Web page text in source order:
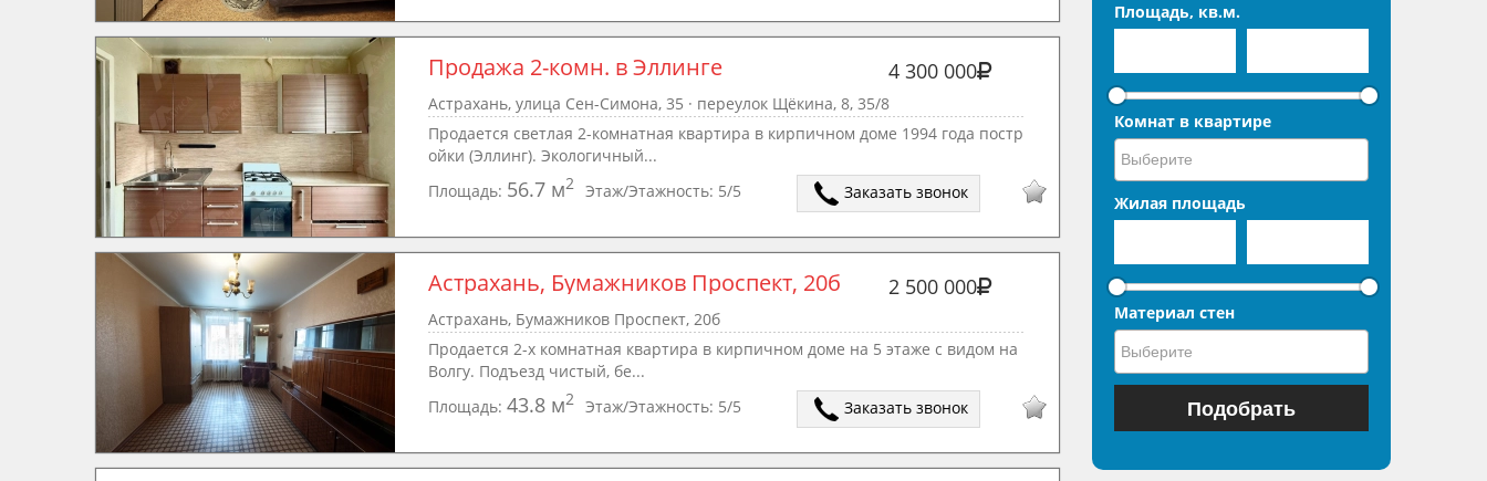
Продажа 2-комн. в Эллинге 4 300 000
Астрахань, улица Сен-Симона, 35 · переулок Щёкина, 8, 35/8
Продается светлая 2-комнатная квартира в кирпичном доме 1994 года постр
ойки (Эллинг). Экологичный...
Площадь: 56.7 м2 Этаж/Этажность: 5/5 Заказать звонок
Астрахань, Бумажников Проспект, 20б 2 500 000
Астрахань, Бумажников Проспект, 20б
Продается 2-х комнатная квартира в кирпичном доме на 5 этаже с видом на
Волгу. Подъезд чистый, бе...
Площадь: 43.8 м2 Этаж/Этажность: 5/5 Заказать звонок
Площадь, кв.м.
Комнат в квартире
Жилая площадь
Материал стен